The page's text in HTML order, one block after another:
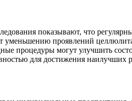
показывают, что
уменьшению проявлений
процедуры могут улучшить
для достижения наилучших